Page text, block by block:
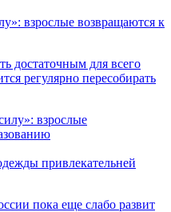
взрослые возвращаются к
достаточным для всего
регулярно пересобирать
привлекательней
пока еще слабо развит